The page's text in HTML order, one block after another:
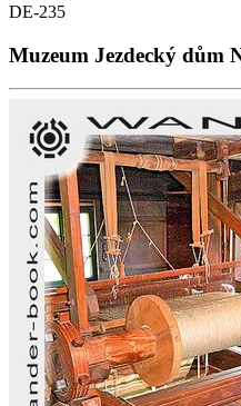
DE-235
Muzeum Jezdecký dům